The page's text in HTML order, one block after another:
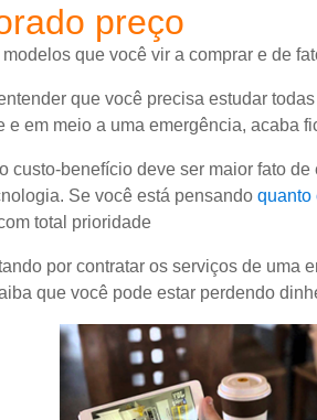
preço
que você vir a comprar e de
que você precisa estudar
e em meio a uma emergência, acaba
custo-benefício deve ser maior fato
Se você está pensando quanto
total prioridade
por contratar os serviços de uma
que você pode estar perdendo